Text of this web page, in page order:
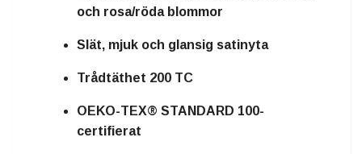
och rosa/röda blommor
Slät, mjuk och glansig satinyta
Trådtäthet 200 TC
OEKO-TEX® STANDARD 100-
certifierat